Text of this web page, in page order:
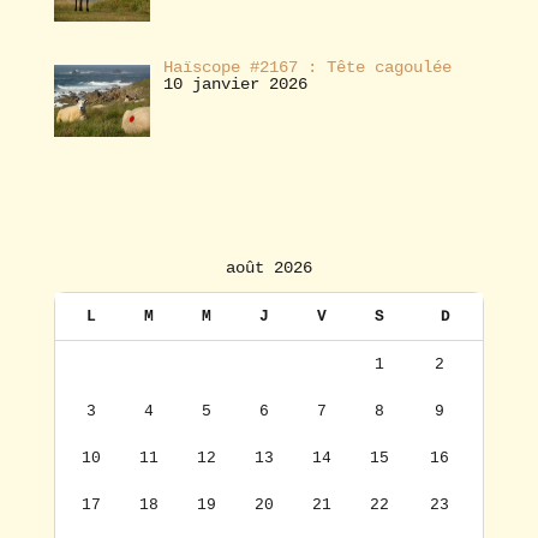
Haïscope #2167 : Tête cagoulée
10 janvier 2026
août 2026
L M M J V S D
1 2
3 4 5 6 7 8 9
10 11 12 13 14 15 16
17 18 19 20 21 22 23